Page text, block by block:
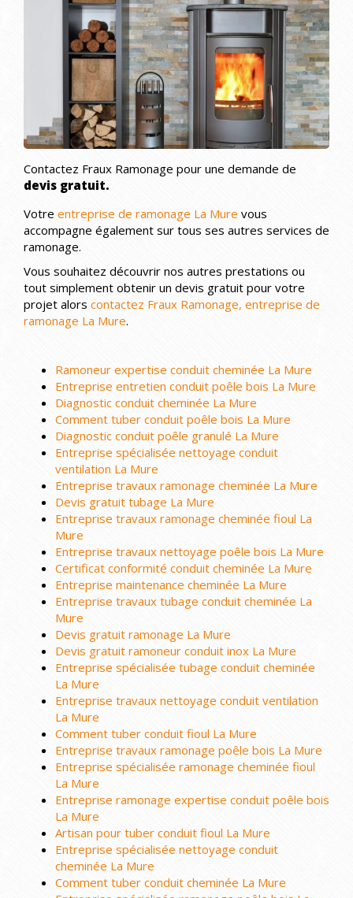
Contactez Fraux Ramonage pour une demande de
devis gratuit.
Votre entreprise de ramonage La Mure vous
accompagne également sur tous ses autres services de
ramonage.
Vous souhaitez découvrir nos autres prestations ou
tout simplement obtenir un devis gratuit pour votre
projet alors contactez Fraux Ramonage, entreprise de
ramonage La Mure.
Ramoneur expertise conduit cheminée La Mure
Entreprise entretien conduit poêle bois La Mure
Diagnostic conduit cheminée La Mure
Comment tuber conduit poêle bois La Mure
Diagnostic conduit poêle granulé La Mure
Entreprise spécialisée nettoyage conduit
ventilation La Mure
Entreprise travaux ramonage cheminée La Mure
Devis gratuit tubage La Mure
Entreprise travaux ramonage cheminée fioul La
Mure
Entreprise travaux nettoyage poêle bois La Mure
Certificat conformité conduit cheminée La Mure
Entreprise maintenance cheminée La Mure
Entreprise travaux tubage conduit cheminée La
Mure
Devis gratuit ramonage La Mure
Devis gratuit ramoneur conduit inox La Mure
Entreprise spécialisée tubage conduit cheminée
La Mure
Entreprise travaux nettoyage conduit ventilation
La Mure
Comment tuber conduit fioul La Mure
Entreprise travaux ramonage poêle bois La Mure
Entreprise spécialisée ramonage cheminée fioul
La Mure
Entreprise ramonage expertise conduit poêle bois
La Mure
Artisan pour tuber conduit fioul La Mure
Entreprise spécialisée nettoyage conduit
cheminée La Mure
Comment tuber conduit cheminée La Mure